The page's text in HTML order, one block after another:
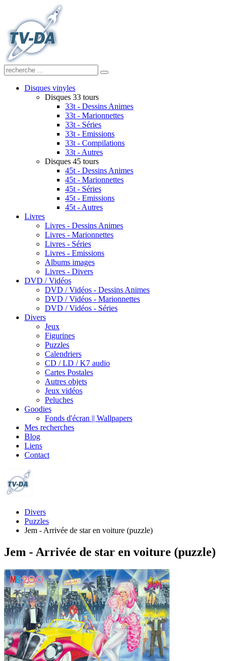
Disques vinyles
Disques 33 tours
33t - Dessins Animes
33t - Marionnettes
33t - Séries
33t - Emissions
33t - Compilations
33t - Autres
Disques 45 tours
45t - Dessins Animes
45t - Marionnettes
45t - Séries
45t - Emissions
45t - Autres
Livres
Livres - Dessins Animes
Livres - Marionnettes
Livres - Séries
Livres - Emissions
Albums images
Livres - Divers
DVD / Vidéos
DVD / Vidéos - Dessins Animes
DVD / Vidéos - Marionnettes
DVD / Vidéos - Séries
Divers
Jeux
Figurines
Puzzles
Calendriers
CD / LD / K7 audio
Cartes Postales
Autres objets
Jeux vidéos
Peluches
Goodies
Fonds d'écran || Wallpapers
Mes recherches
Blog
Liens
Contact
Divers
Puzzles
Jem - Arrivée de star en voiture (puzzle)
Jem - Arrivée de star en voiture (puzzle)